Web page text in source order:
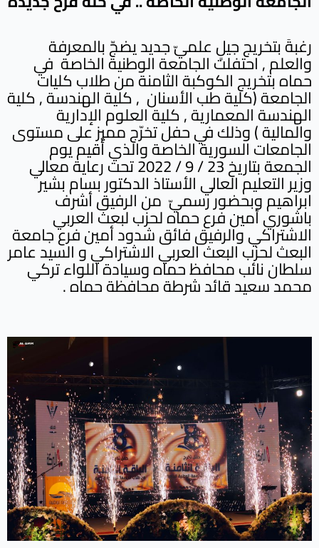
رغبةَ بتخريج جيلٍ علميّ جديد يضجّ بالمعرفة
والعلم , احتفلت الجامعة الوطنية الخاصة في
حماه بتخريج الكوكبة الثامنة من طلاب كليات
الجامعة (كلية طب الأسنان , كلية الهندسة , كلية
الهندسة المعمارية , كلية العلوم الإدارية
والمالية ) وذلك في حفل تخرّج مميز على مستوى
الجامعات السورية الخاصة والذي أُقيم يوم
الجمعة بتاريخ 23 / 9 / 2022 تحت رعاية معالي
وزير التعليم العالي الأستاذ الدكتور بسام بشير
ابراهيم وبحضور رسميّ من الرفيق أشرف
باشوري أمين فرع حماه لحزب لبعث العربي
الاشتراكي والرفيق فائق شدود أمين فرع جامعة
البعث لحزب البعث العربي الاشتراكي و السيد عامر
سلطان نائب محافظ حماه وسيادة اللواء تركي
محمد سعيد قائد شرطة محافظة حماه .